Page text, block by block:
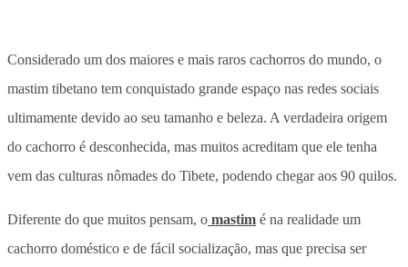
Considerado um dos maiores e mais raros cachorros do mundo, o
mastim tibetano tem conquistado grande espaço nas redes sociais
ultimamente devido ao seu tamanho e beleza. A verdadeira origem
do cachorro é desconhecida, mas muitos acreditam que ele tenha
vem das culturas nômades do Tibete, podendo chegar aos 90 quilos.
Diferente do que muitos pensam, o mastim é na realidade um
cachorro doméstico e de fácil socialização, mas que precisa ser